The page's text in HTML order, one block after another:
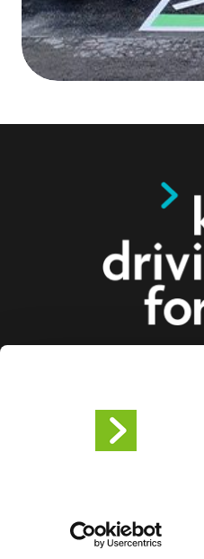
Vi tilbyr smarte
lastebiler til
ladeløsninger
infrastrukturen